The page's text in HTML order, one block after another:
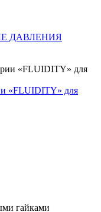
ДАВЛЕНИЯ
«FLUIDITY» для